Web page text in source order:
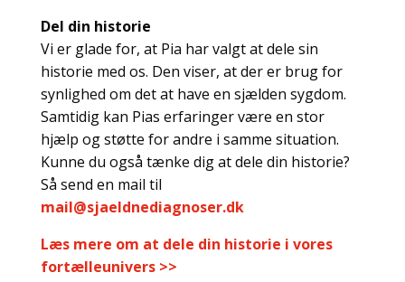
Del din historie
Vi er glade for, at Pia har valgt at dele sin
historie med os. Den viser, at der er brug for
synlighed om det at have en sjælden sygdom.
Samtidig kan Pias erfaringer være en stor
hjælp og støtte for andre i samme situation.
Kunne du også tænke dig at dele din historie?
Så send en mail til
mail@sjaeldnediagnoser.dk
Læs mere om at dele din historie i vores
fortælleunivers >>